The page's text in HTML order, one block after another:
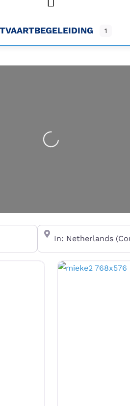
1
Loading...
In de buurt van...